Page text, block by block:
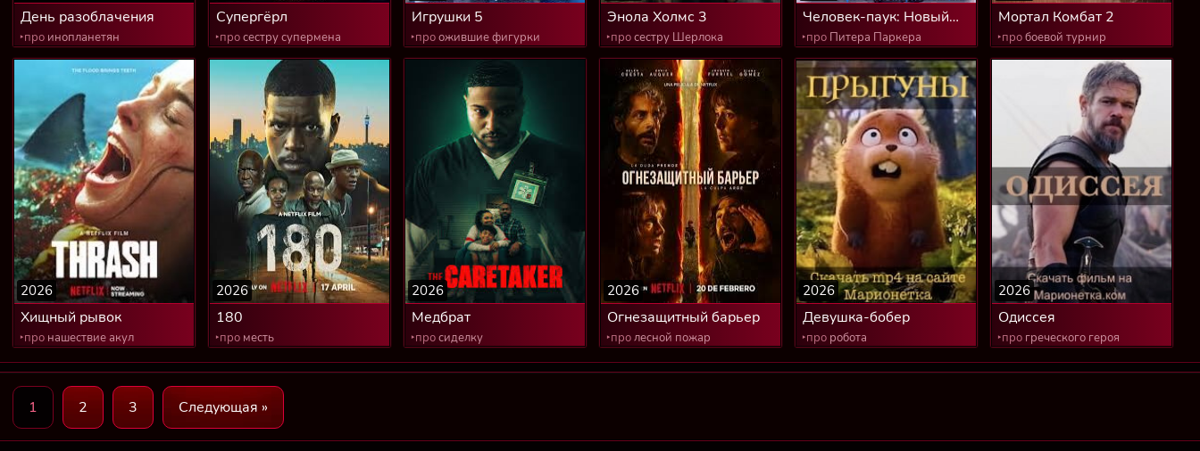
День разоблачения
‣про инопланетян
Супергёрл
‣просестру супермена
Игрушки 5
‣проожившие фигурки
Энола Холмс 3
‣просестру Шерлока
Человек-паук: Новый
день
‣про Питера Паркера
Мортал Комбат 2
‣пробоевой турнир
Хищный рывок
2026
‣про нашествие акул
180
2026
‣про месть
Медбрат
2026
‣просиделку
Огнезащитный барьер
2026
‣пролесной пожар
Девушка-бобер
2026
‣про робота
Одиссея
2026
‣про греческого героя
1 2 3 Следующая »